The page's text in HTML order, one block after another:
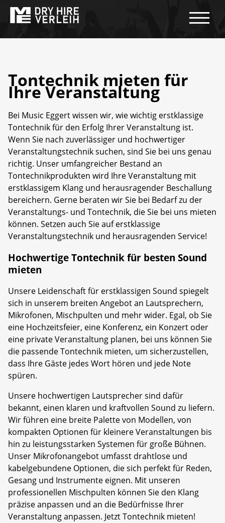
Tontechnik mieten für
Ihre Veranstaltung
Bei Music Eggert wissen wir, wie wichtig erstklassige
Tontechnik für den Erfolg Ihrer Veranstaltung ist.
Wenn Sie nach zuverlässiger und hochwertiger
Veranstaltungstechnik suchen, sind Sie bei uns genau
richtig. Unser umfangreicher Bestand an
Tontechnikprodukten wird Ihre Veranstaltung mit
erstklassigem Klang und herausragender Beschallung
bereichern. Gerne beraten wir Sie bei Bedarf zu der
Veranstaltungs- und Tontechnik, die Sie bei uns mieten
können. Setzen auch Sie auf erstklassige
Veranstaltungstechnik und herausragenden Service!
Hochwertige Tontechnik für besten Sound
mieten
Unsere Leidenschaft für erstklassigen Sound spiegelt
sich in unserem breiten Angebot an Lautsprechern,
Mikrofonen, Mischpulten und mehr wider. Egal, ob Sie
eine Hochzeitsfeier, eine Konferenz, ein Konzert oder
eine private Veranstaltung planen, bei uns können Sie
die passende Tontechnik mieten, um sicherzustellen,
dass Ihre Gäste jedes Wort hören und jede Note
spüren.
Unsere hochwertigen Lautsprecher sind dafür
bekannt, einen klaren und kraftvollen Sound zu liefern.
Wir führen eine breite Palette von Modellen, von
kompakten Optionen für kleinere Veranstaltungen bis
hin zu leistungsstarken Systemen für große Bühnen.
Unser Mikrofonangebot umfasst drahtlose und
kabelgebundene Optionen, die sich perfekt für Reden,
Gesang und Instrumente eignen. Mit unseren
professionellen Mischpulten können Sie den Klang
präzise anpassen und an die Bedürfnisse Ihrer
Veranstaltung anpassen. Jetzt Tontechnik mieten!